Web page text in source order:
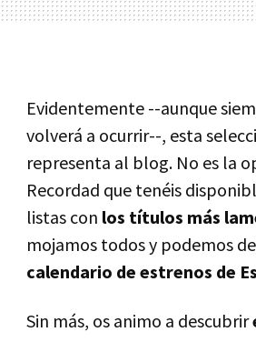
Evidentemente --aunque
volverá a ocurrir--, esta
representa al blog. No es la
Recordad que tenéis
listas con los títulos más
mojamos todos y podemos
calendario de estrenos de
Sin más, os animo a descubrir